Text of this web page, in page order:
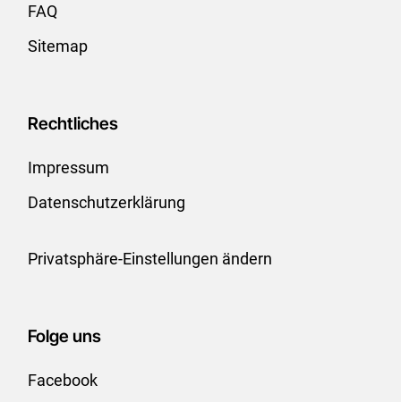
FAQ
Sitemap
Rechtliches
Impressum
Datenschutzerklärung
Privatsphäre-Einstellungen ändern
Folge uns
Facebook